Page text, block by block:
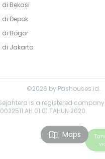
Maps
di Bekasi
di Depok
di Bogor
di Jakarta
©2026 by Pashouses.id.
Sejahtera is a registered
2020.